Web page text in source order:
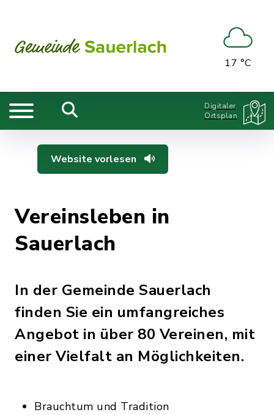
17 °C
Digitaler
Ortsplan
Website vorlesen
Vereinsleben in
Sauerlach
In der Gemeinde Sauerlach
finden Sie ein umfangreiches
Angebot in über 80 Vereinen, mit
einer Vielfalt an Möglichkeiten.
Brauchtum und Tradition